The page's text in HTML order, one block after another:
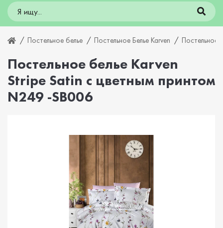
Постельное белье Постельное Белье Karven Постельное
Постельное белье Karven
Stripe Satin с цветным принтом
N249 -SB006